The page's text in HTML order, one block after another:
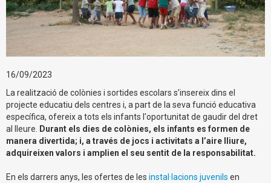
16/09/2023
La realització de colònies i sortides escolars s’insereix dins el
projecte educatiu dels centres i, a part de la seva funció educativa
específica, ofereix a tots els infants l'oportunitat de gaudir del dret
al lleure.
Durant els dies de colònies, els infants es formen de
manera divertida; i, a través de jocs i activitats a l’aire lliure,
adquireixen valors i amplien el seu sentit de la responsabilitat.
En els darrers anys, les ofertes de les instal·lacions juvenils en